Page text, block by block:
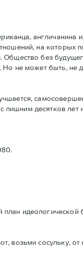
англичанина
на которых
Общество без
Но не может быть,
десятков лет
план
возьми сосульку, от